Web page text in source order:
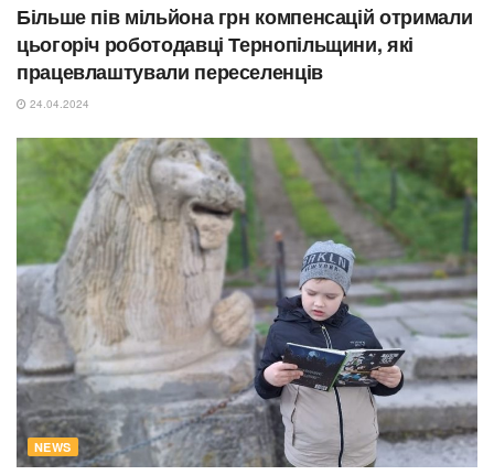
Більше пів мільйона грн компенсацій отримали
цьогоріч роботодавці Тернопільщини, які
працевлаштували переселенців
24.04.2024
NEWS